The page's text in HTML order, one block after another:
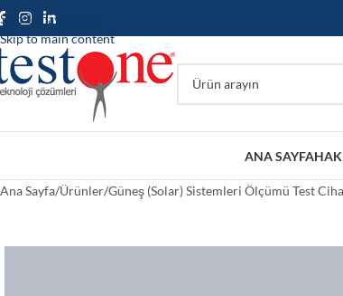
Skip to navigation
Skip to main content
ANA SAYFA
Ana Sayfa/Ürünler/Güneş (Solar) Sistemleri Ölçümü Test